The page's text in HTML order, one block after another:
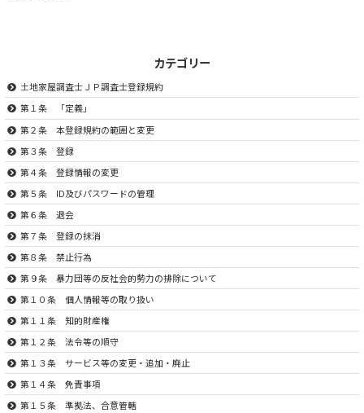
カテゴリー
土地家屋調査士ＪＰ調査士登録規約
第１条 「定義」
第２条 本登録規約の範囲と変更
第３条 登録
第４条 登録情報の変更
第５条 ID及びパスワードの管理
第６条 退会
第７条 登録の抹消
第８条 禁止行為
第９条 暴力団等の反社会的勢力の排除について
第１０条 個人情報等の取り扱い
第１１条 知的財産権
第１２条 法令等の順守
第１３条 サービス等の変更・追加・廃止
第１４条 免責事項
第１５条 準拠法、合意管轄